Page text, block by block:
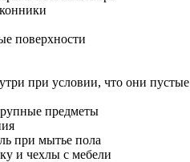
поверхности
при условии, что они пустые
предметы
при мытье пола
и чехлы с мебели